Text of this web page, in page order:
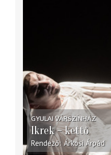
GYULAI VÁRSZÍNHÁZ
Ikrek – kettő
Rendező Árkosi Árpád